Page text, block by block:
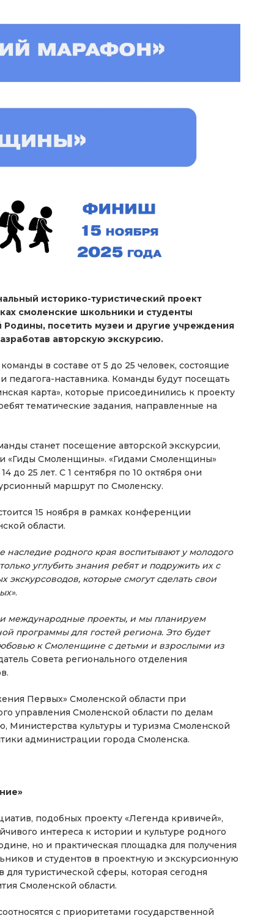
историко-туристический проект
смоленские школьники и студенты
посетить музеи и другие учреждения
авторскую экскурсию.
в составе от 5 до 25 человек, состоящие
педагога-наставника. Команды будут посещать
карта», которые присоединились к проекту
тематические задания, направленные на
станет посещение авторской экскурсии,
«Гиды Смоленщины». «Гидами Смоленщины»
до 25 лет. С 1 сентября по 10 октября они
маршрут по Смоленску.
15 ноября в рамках конференции
области.
наследие родного края воспитывают у молодого
углубить знания ребят и подружить их с
которые смогут сделать свои
.
международные проекты, и мы планируем
программы для гостей региона. Это будет
к Смоленщине с детьми и взрослыми из
Совета регионального отделения
Первых» Смоленской области при
управления Смоленской области по делам
Министерства культуры и туризма Смоленской
администрации города Смоленска.
подобных проекту «Легенда кривичей»,
интереса к истории и культуре родного
но и практическая площадка для получения
и студентов в проектную и экскурсионную
туристической сферы, которая сегодня
Смоленской области.
с приоритетами государственной